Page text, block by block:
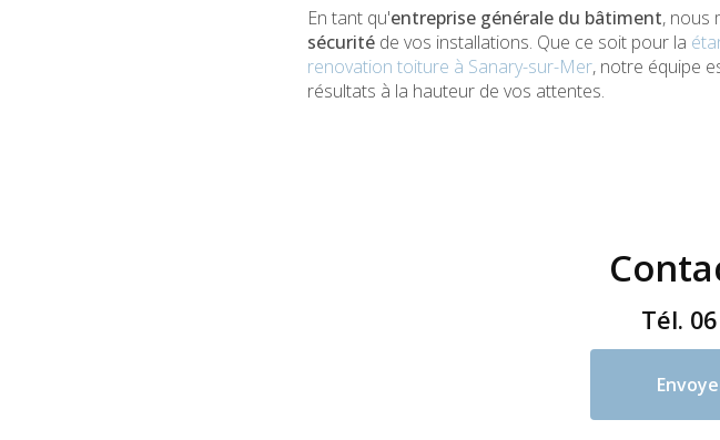
En tant qu'entreprise générale du bâtiment, nous
sécurité de vos installations. Que ce soit pour la
renovation toiture à Sanary-sur-Mer, notre équipe
résultats à la hauteur de vos attentes.
Tél.